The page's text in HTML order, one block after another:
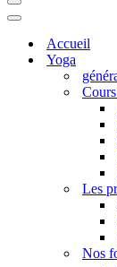
Menu
de
Menu
navigationAccueil
Yoga
Les
Nos